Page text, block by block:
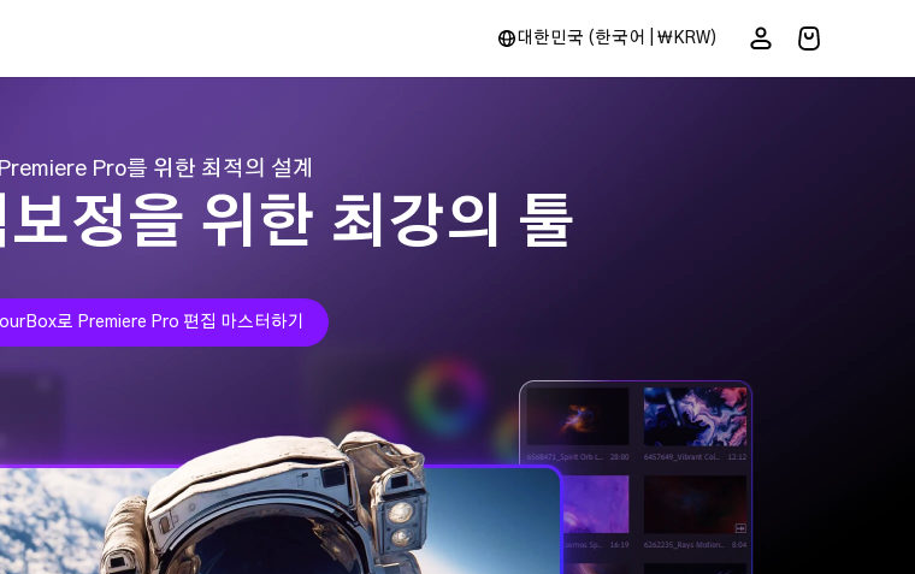
대한민국 (한국어 | ₩KRW)
Pro를 위한 최적의 설계
정을 위한 최강의 툴
로 Premiere Pro 편집 마스터하기